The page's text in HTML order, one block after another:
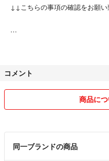
↓↓こちらの事項の確認をお願
＊コメントについては、早めの
＊長時間コメントの返信がない
＊1000円以下の商品のお値下げ
＊提示価格で即購入される方を
コメント
商品に
同一ブランドの商品